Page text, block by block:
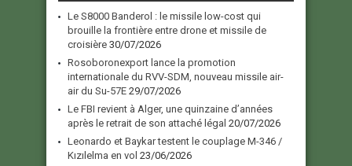
Le S8000 Banderol : le missile low-cost qui
brouille la frontière entre drone et missile de
croisière 30/07/2026
Rosoboronexport lance la promotion
internationale du RVV-SDM, nouveau missile air-
air du Su-57E 29/07/2026
Le FBI revient à Alger, une quinzaine d’années
après le retrait de son attaché légal 20/07/2026
Leonardo et Baykar testent le couplage M-346 /
Kızılelma en vol 23/06/2026